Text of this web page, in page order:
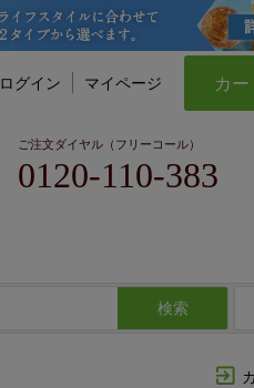
ログイン マイページ カ
ご注文ダイヤル（フリーコール）
0120-110-383
検索